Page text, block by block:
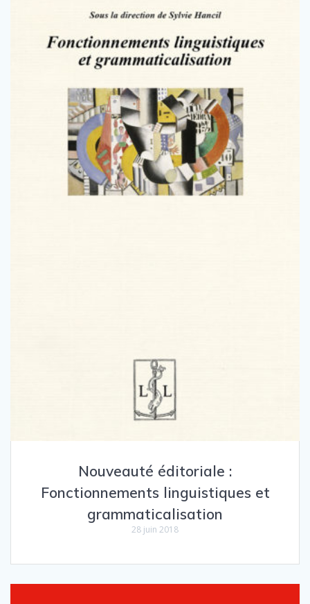
Nouveauté éditoriale :
Fonctionnements linguistiques et
grammaticalisation
28 juin 2018